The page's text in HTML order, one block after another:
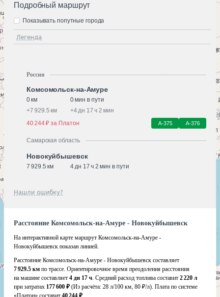
Подробный маршрут
Легенда
Показывать попутные города
Россия
Комсомольск-на-Амуре
0 км
0 мин в пути
+7 929.5 км +4 дн 17 ч 2 мин
40 244 ₽ за Платон
А-375 А-376
Самарская область
Новокуйбышевск
7 929.5 км 4 дн 17 ч 2 мин в пути
Нашли ошибку?
Расстояние Комсомольск-на-Амуре - Новокуйбышевск
На интерактивной карте маршрут Комсомольск-на-Амуре -
Новокуйбышевск показан линией.
Расстояние Комсомольск-на-Амуре - Новокуйбышевск составляет
7 929.5 км по трассе. Ориентировочное время преодоления расстояния
на машине составляет 4 дн 17 ч. Средний расход топлива составит 2 220 л
при затратах 177 600 ₽ (Из расчёта: 28 л/100 км, 80 ₽/л). Плата по системе
«Платон» составит 40 244 ₽